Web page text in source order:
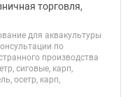
торговля,
для аквакультуры
по
производства
сиговые, карп,
осетр, карп,